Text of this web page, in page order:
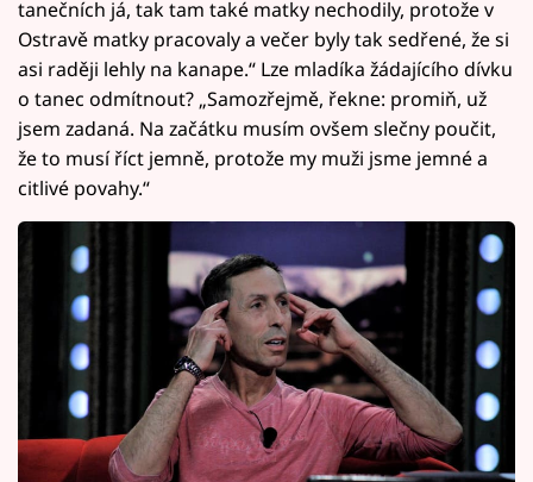
tanečních já, tak tam také matky nechodily, protože v
Ostravě matky pracovaly a večer byly tak sedřené, že si
asi raději lehly na kanape.“ Lze mladíka žádajícího dívku
o tanec odmítnout? „Samozřejmě, řekne: promiň, už
jsem zadaná. Na začátku musím ovšem slečny poučit,
že to musí říct jemně, protože my muži jsme jemné a
citlivé povahy.“